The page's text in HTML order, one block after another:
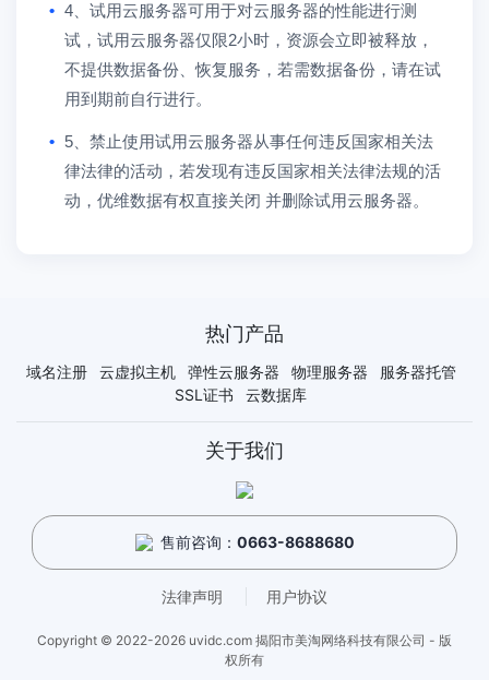
4、试用云服务器可用于对云服务器的性能进行测
试，试用云服务器仅限2小时，资源会立即被释放，
不提供数据备份、恢复服务，若需数据备份，请在试
用到期前自行进行。
5、禁止使用试用云服务器从事任何违反国家相关法
律法律的活动，若发现有违反国家相关法律法规的活
动，优维数据有权直接关闭 并删除试用云服务器。
热门产品
域名注册 云虚拟主机 弹性云服务器 物理服务器
服务器托管
SSL证书
云数据库
关于我们
售前咨询： 0663-8688680
法律声明 用户协议
Copyright © 2022-2026 uvidc.com 揭阳市美淘网络科技有限公司 - 版
权所有